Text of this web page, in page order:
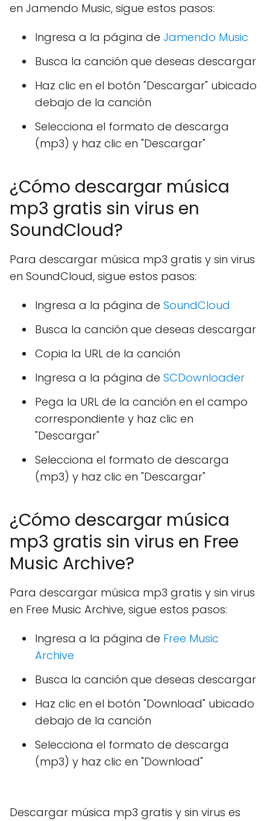
en Jamendo Music, sigue estos pasos:
Ingresa a la página de Jamendo Music
Busca la canción que deseas descargar
Haz clic en el botón "Descargar" ubicado
debajo de la canción
Selecciona el formato de descarga
(mp3) y haz clic en "Descargar"
¿Cómo descargar música
mp3 gratis sin virus en
SoundCloud?
Para descargar música mp3 gratis y sin virus
en SoundCloud, sigue estos pasos:
Ingresa a la página de SoundCloud
Busca la canción que deseas descargar
Copia la URL de la canción
Ingresa a la página de SCDownloader
Pega la URL de la canción en el campo
correspondiente y haz clic en
"Descargar"
Selecciona el formato de descarga
(mp3) y haz clic en "Descargar"
¿Cómo descargar música
mp3 gratis sin virus en Free
Music Archive?
Para descargar música mp3 gratis y sin virus
en Free Music Archive, sigue estos pasos:
Ingresa a la página de Free Music
Archive
Busca la canción que deseas descargar
Haz clic en el botón "Download" ubicado
debajo de la canción
Selecciona el formato de descarga
(mp3) y haz clic en "Download"
Descargar música mp3 gratis y sin virus es